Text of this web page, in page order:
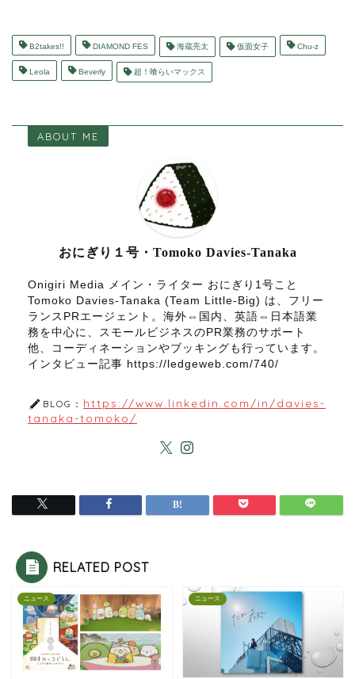
B2takes!! DIAMOND FES 海蔵亮太 仮面女子 Chu-z
Leola Beverly 超！喰らいマックス
ABOUT ME
おにぎり１号・Tomoko Davies-Tanaka
Onigiri Media メイン・ライター おにぎり1号こと
Tomoko Davies-Tanaka (Team Little-Big) は、フリー
ランスPRエージェント。海外⇔国内、英語⇔日本語業
務を中心に、スモールビジネスのPR業務のサポート
他、コーディネーションやブッキングも行っています。
インタビュー記事 https://ledgeweb.com/740/
BLOG： https://www.linkedin.com/in/davies-
tanaka-tomoko/
RELATED POST
ニュース ニュース